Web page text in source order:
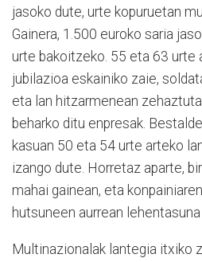
jasoko dute, urte kopuruetan
Gainera, 1.500 euroko saria
urte bakoitzeko. 55 eta 63 urte
jubilazioa eskainiko zaie,
eta lan hitzarmenean
beharko ditu enpresak.
kasuan 50 eta 54 urte arteko
izango dute. Horretaz aparte,
mahai gainean, eta
hutsuneen aurrean
Multinazionalak lantegia itxiko